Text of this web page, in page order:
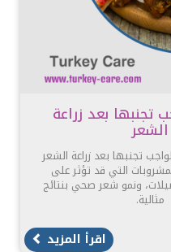
تجنبها بعد زراعة
الشعر
تجنبها بعد زراعة الشعر
التي قد تؤثر على
ونمو شعر صحي بنتائج
مثالية.
اقرأ المزيد